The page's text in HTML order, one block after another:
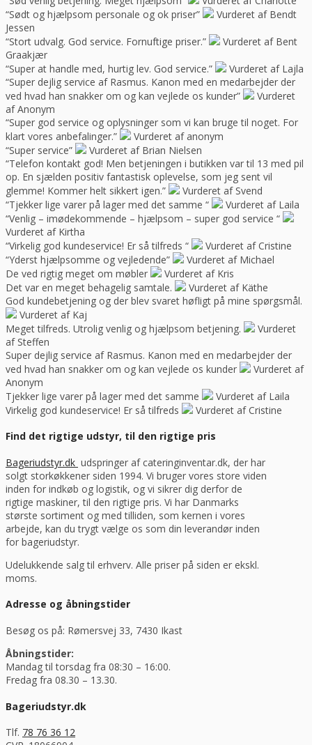
“Sødt og hjælpsom personale og ok priser”
Vurderet af Bendt
Jessen
“Stort udvalg. God service. Fornuftige priser.”
Vurderet af Bent
Graakjær
“Super at handle med, hurtig lev. God service.”
Vurderet af Lajla
“Super dejlig service af Rasmus. Kanon med en medarbejder der
ved hvad han snakker om og kan vejlede os kunder”
Vurderet
af Anonym
“Super god service og oplysninger som vi kan bruge til noget. For
klart vores anbefalinger.”
Vurderet af anonym
“Super service”
Vurderet af Brian Nielsen
“Telefon kontakt god! Men betjeningen i butikken var til 13 med pil
op. En sjælden positiv fantastisk oplevelse, som jeg sent vil
glemme! Kommer helt sikkert igen.”
Vurderet af Svend
“Tjekker lige varer på lager med det samme “
Vurderet af Laila
“Venlig – imødekommende – hjælpsom – super god service “
Vurderet af Kirtha
“Virkelig god kundeservice! Er så tilfreds “
Vurderet af Cristine
“Yderst hjælpsomme og vejledende”
Vurderet af Michael
De ved rigtig meget om møbler
Vurderet af Kris
Det var en meget behagelig samtale.
Vurderet af Käthe
God kundebetjening og der blev svaret høfligt på mine spørgsmål.
Vurderet af Kaj
Meget tilfreds. Utrolig venlig og hjælpsom betjening.
Vurderet
af Steffen
Super dejlig service af Rasmus. Kanon med en medarbejder der
ved hvad han snakker om og kan vejlede os kunder
Vurderet af
Anonym
Tjekker lige varer på lager med det samme
Vurderet af Laila
Virkelig god kundeservice! Er så tilfreds
Vurderet af Cristine
Find det rigtige udstyr, til den rigtige pris
Bageriudstyr.dk udspringer af cateringinventar.dk, der har
solgt storkøkkener siden 1994. Vi bruger vores store viden
inden for indkøb og logistik, og vi sikrer dig derfor de
rigtige maskiner, til den rigtige pris. Vi har Danmarks
største sortiment og med tilliden, som kernen i vores
arbejde, kan du trygt vælge os som din leverandør inden
for bageriudstyr.
Udelukkende salg til erhverv. Alle priser på siden er ekskl.
moms.
Adresse og åbningstider
Besøg os på: Rømersvej 33, 7430 Ikast
Åbningstider:
Mandag til torsdag fra 08:30 – 16:00.
Fredag fra 08.30 – 13.30.
Bageriudstyr.dk
Tlf. 78 76 36 12